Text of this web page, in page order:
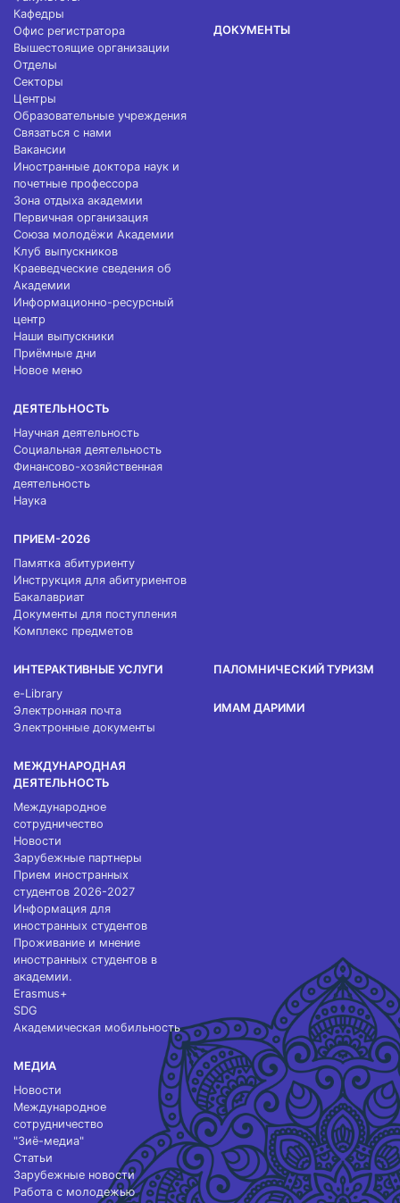
Кафедры
Офис регистратора
Вышестоящие организации
Отделы
Секторы
Центры
Образовательные учреждения
Связаться с нами
Вакансии
Иностранные доктора наук и
почетные профессора
Зона отдыха академии
Первичная организация
Союза молодёжи Академии
Клуб выпускников
Краеведческие сведения об
Академии
Информационно-ресурсный
центр
Наши выпускники
Приёмные дни
Новое меню
ДЕЯТЕЛЬНОСТЬ
Научная деятельность
Социальная деятельность
Финансово-хозяйственная
деятельность
Наука
ПРИЕМ-2026
Памятка абитуриенту
Инструкция для абитуриентов
Бакалавриат
Документы для поступления
Комплекс предметов
ДОКУМЕНТЫ
ИНТЕРАКТИВНЫЕ УСЛУГИ
e-Library
Электронная почта
Электронные документы
МЕЖДУНАРОДНАЯ
ДЕЯТЕЛЬНОСТЬ
Международное
сотрудничество
Новости
Зарубежные партнеры
Прием иностранных
студентов 2026-2027
Информация для
иностранных студентов
Проживание и мнение
иностранных студентов в
академии.
Erasmus+
SDG
Академическая мобильность
МЕДИА
Новости
Международное
сотрудничество
"Зиё-медиа"
Статьи
Зарубежные новости
Работа с молодежью
ПАЛОМНИЧЕСКИЙ ТУРИЗМ
ИМАМ ДАРИМИ